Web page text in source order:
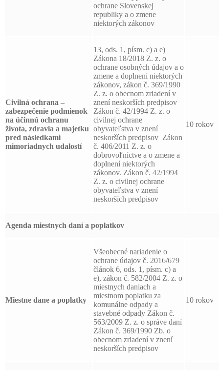
ochrane Slovenskej
republiky a o zmene
niektorých zákonov
Civilná ochrana –
zabezpečenie podmienok
na účinnú ochranu
života, zdravia a majetku
pred následkami
mimoriadnych udalostí
13, ods. 1, písm. c) a e)
Zákona 18/2018 Z. z. o
ochrane osobných údajov a o
zmene a doplnení niektorých
zákonov, zákon č. 369/1990
Z. z. o obecnom zriadení v
znení neskorších predpisov
Zákon č. 42/1994 Z. z. o
civilnej ochrane
obyvateľstva v znení
neskorších predpisov Zákon
č. 406/2011 Z. z. o
dobrovoľníctve a o zmene a
doplnení niektorých
zákonov. Zákon č. 42/1994
Z. z. o civilnej ochrane
obyvateľstva v znení
neskorších predpisov
10 rokov
Agenda miestnych daní a poplatkov
Miestne dane a poplatky
Všeobecné nariadenie o
ochrane údajov č. 2016/679
článok 6, ods. 1, písm. c) a
e), zákon č. 582/2004 Z. z. o
miestnych daniach a
miestnom poplatku za
komunálne odpady a
stavebné odpady Zákon č.
563/2009 Z. z. o správe daní
Zákon č. 369/1990 Zb. o
obecnom zriadení v znení
neskorších predpisov
10 rokov